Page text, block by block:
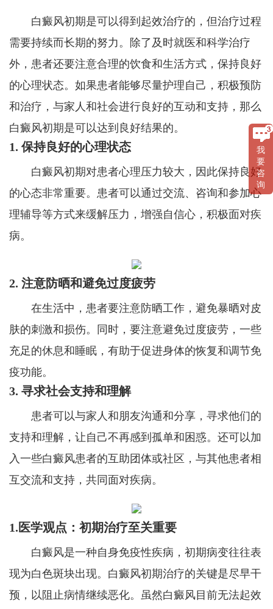
白癜风初期是可以得到起效治疗的，但治疗过程
需要持续而长期的努力。除了及时就医和科学治疗
外，患者还要注意合理的饮食和生活方式，保持良好
的心理状态。如果患者能够尽量护理自己，积极预防
和治疗，与家人和社会进行良好的互动和支持，那么
白癜风初期是可以达到良好结果的。
1. 保持良好的心理状态
白癜风初期对患者心理压力较大，因此保持良好
的心态非常重要。患者可以通过交流、咨询和参加心
理辅导等方式来缓解压力，增强自信心，积极面对疾
病。
2. 注意防晒和避免过度疲劳
在生活中，患者要注意防晒工作，避免暴晒对皮
肤的刺激和损伤。同时，要注意避免过度疲劳，一些
充足的休息和睡眠，有助于促进身体的恢复和调节免
疫功能。
3. 寻求社会支持和理解
患者可以与家人和朋友沟通和分享，寻求他们的
支持和理解，让自己不再感到孤单和困惑。还可以加
入一些白癜风患者的互助团体或社区，与其他患者相
互交流和支持，共同面对疾病。
1.医学观点：初期治疗至关重要
白癜风是一种自身免疫性疾病，初期病变往往表
现为白色斑块出现。白癜风初期治疗的关键是尽早干
预，以阻止病情继续恶化。虽然白癜风目前无法起效
我
要
咨
询